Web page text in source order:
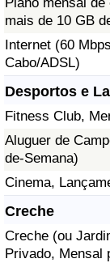
Plano mensal
mais de 10 GB
Internet (60
Cabo/ADSL)
Desportos e
Fitness Club,
Aluguer de
de-Semana)
Cinema,
Creche
Creche (ou
Privado, Mensal